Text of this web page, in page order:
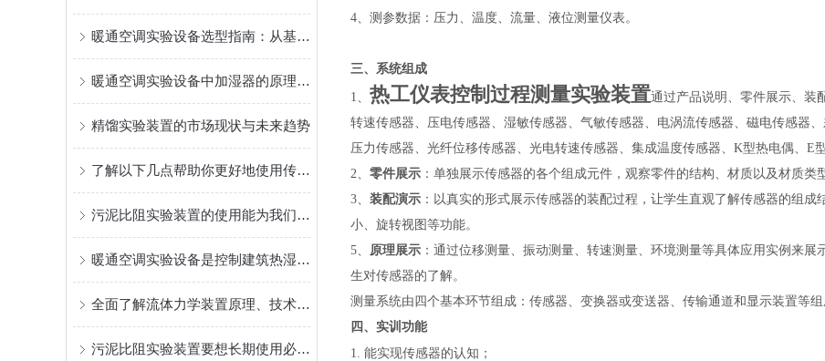
暖通空调实验设备选型指南：从基础到进阶
暖通空调实验设备中加湿器的原理与控制技术
精馏实验装置的市场现状与未来趋势
了解以下几点帮助你更好地使用传热实验装置
污泥比阻实验装置的使用能为我们带来哪些好处?
暖通空调实验设备是控制建筑热湿环境和空气品质的必要设备
全面了解流体力学装置原理、技术选型与维护技巧
污泥比阻实验装置要想长期使用必须走出误区
4、测参数据：压力、温度、流量、液位测量仪表。
三、系统组成
1、 热工仪表控制过程测量实验装置通过产品说明、零件展示、装
转速传感器、压电传感器、湿敏传感器、气敏传感器、电涡流传感器、磁电传感器
压力传感器、光纤位移传感器、光电转速传感器、集成温度传感器、K型热电偶、E
2、 零件展示 ：单独展示传感器的各个组成元件，观察零件的结构、材质以及材质类
3、 装配演示 ：以真实的形式展示传感器的装配过程，让学生直观了解传感器的组成
小、旋转视图等功能。
5、 原理展示 ：通过位移测量、振动测量、转速测量、环境测量等具体应用实例来
生对传感器的了解。
测量系统由四个基本环节组成：传感器、变换器或变送器、传输通道和显示装置等组
四、实训功能
1. 能实现传感器的认知；